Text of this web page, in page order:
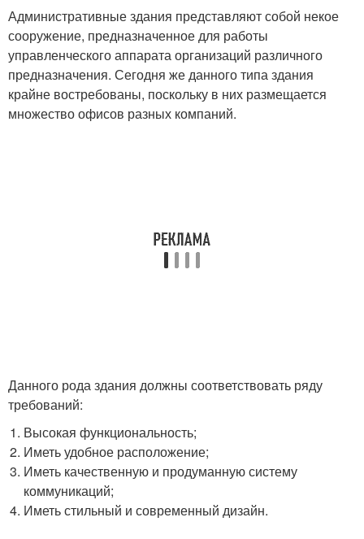
Административные здания представляют собой некое
сооружение, предназначенное для работы
управленческого аппарата организаций различного
предназначения. Сегодня же данного типа здания
крайне востребованы, поскольку в них размещается
множество офисов разных компаний.
Данного рода здания должны соответствовать ряду
требований:
Высокая функциональность;
Иметь удобное расположение;
Иметь качественную и продуманную систему
коммуникаций;
Иметь стильный и современный дизайн.